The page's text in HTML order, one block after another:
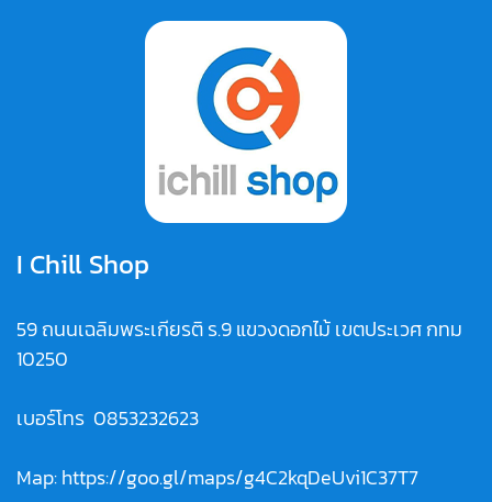
I Chill Shop
59 ถนนเฉลิมพระเกียรติ ร.9 แขวงดอกไม้ เขตประเวศ กทม
10250
เบอร์โทร 0853232623
Map:https://goo.gl/maps/g4C2kqDeUvi1C37T7